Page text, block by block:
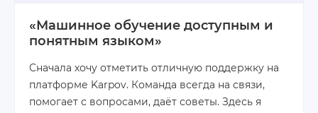
Минусы:
«Машинное обучение доступным и
понятным языком»
Сначала хочу отметить отличную поддержку на
платформе Karpov. Команда всегда на связи,
помогает с вопросами, даёт советы. Здесь я